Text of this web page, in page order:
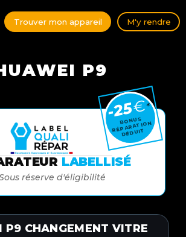
Trouver mon appareil M'y rendre
P9
LABELLISÉ
réserve d'éligibilité
-25€*
BONUS
RÉPARATION
DÉDUIT
P9 CHANGEMENT VITRE